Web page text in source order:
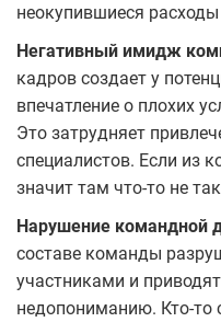
неокупившиеся расходы
Негативный имидж
кадров создает у
впечатление о плохих
Это затрудняет
специалистов. Если из
значит там что-то не
Нарушение командной
составе команды
участниками и
недопониманию. Кто-то